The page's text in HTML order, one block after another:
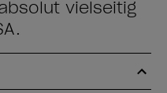
vielseitig